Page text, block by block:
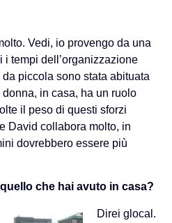
Vedi, io provengo da una
tempi dell’organizzazione
piccola sono stata abituata
in casa, ha un ruolo
il peso di questi sforzi
David collabora molto, in
dovrebbero essere più
che hai avuto in casa?
Direi glocal.